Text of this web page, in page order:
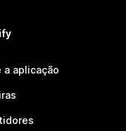
a aplicação